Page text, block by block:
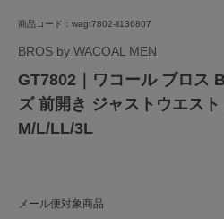
商品コード：wagt7802-ll136807
BROS by WACOAL MEN
GT7802｜ワコール ブロス
ズ 前開き ジャストウエス
M/L/LL/3L
メール便対象商品